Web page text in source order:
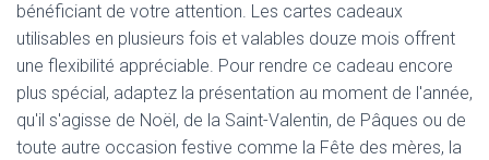
bénéficiant de votre attention. Les cartes cadeaux
utilisables en plusieurs fois et valables douze mois offrent
une flexibilité appréciable. Pour rendre ce cadeau encore
plus spécial, adaptez la présentation au moment de l'année,
qu'il s'agisse de Noël, de la Saint-Valentin, de Pâques ou de
toute autre occasion festive comme la Fête des mères, la